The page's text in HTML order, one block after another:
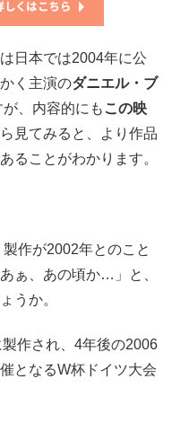
は日本では2004年に公
く主演のダニエル・ブ
、内容的にも この映
見てみると、より作品
ることがわかります。
作が2002年とのこと
ぁ、あの頃か…」と、
うか。
作され、4年後の2006
となるW杯ドイツ大会